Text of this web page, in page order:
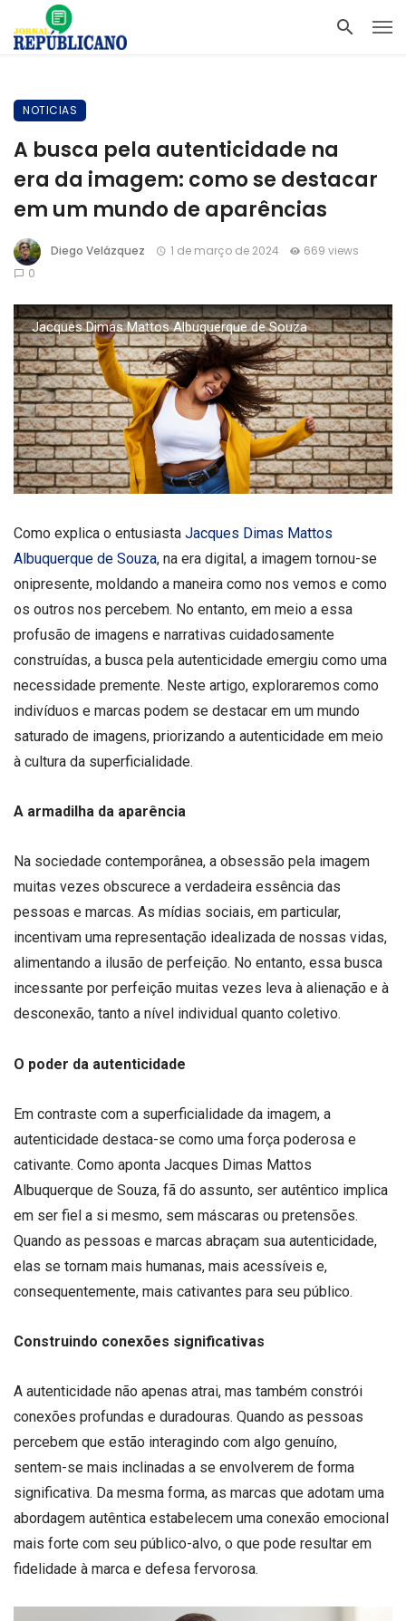
NOTICIAS
A busca pela autenticidade na
era da imagem: como se destacar
em um mundo de aparências
Diego Velázquez 1 de março de 2024
669 views
0
Jacques Dimas Mattos Albuquerque de Souza
Como explica o entusiasta Jacques Dimas Mattos
Albuquerque de Souza, na era digital, a imagem tornou-se
onipresente, moldando a maneira como nos vemos e como
os outros nos percebem. No entanto, em meio a essa
profusão de imagens e narrativas cuidadosamente
construídas, a busca pela autenticidade emergiu como uma
necessidade premente. Neste artigo, exploraremos como
indivíduos e marcas podem se destacar em um mundo
saturado de imagens, priorizando a autenticidade em meio
à cultura da superficialidade.
A armadilha da aparência
Na sociedade contemporânea, a obsessão pela imagem
muitas vezes obscurece a verdadeira essência das
pessoas e marcas. As mídias sociais, em particular,
incentivam uma representação idealizada de nossas vidas,
alimentando a ilusão de perfeição. No entanto, essa busca
incessante por perfeição muitas vezes leva à alienação e à
desconexão, tanto a nível individual quanto coletivo.
O poder da autenticidade
Em contraste com a superficialidade da imagem, a
autenticidade destaca-se como uma força poderosa e
cativante. Como aponta Jacques Dimas Mattos
Albuquerque de Souza, fã do assunto, ser autêntico implica
em ser fiel a si mesmo, sem máscaras ou pretensões.
Quando as pessoas e marcas abraçam sua autenticidade,
elas se tornam mais humanas, mais acessíveis e,
consequentemente, mais cativantes para seu público.
Construindo conexões significativas
A autenticidade não apenas atrai, mas também constrói
conexões profundas e duradouras. Quando as pessoas
percebem que estão interagindo com algo genuíno,
sentem-se mais inclinadas a se envolverem de forma
significativa. Da mesma forma, as marcas que adotam uma
abordagem autêntica estabelecem uma conexão emocional
mais forte com seu público-alvo, o que pode resultar em
fidelidade à marca e defesa fervorosa.